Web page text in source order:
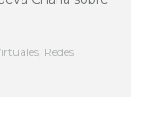
, Redes